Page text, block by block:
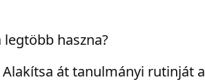
legtöbb haszna?
át tanulmányi rutinját